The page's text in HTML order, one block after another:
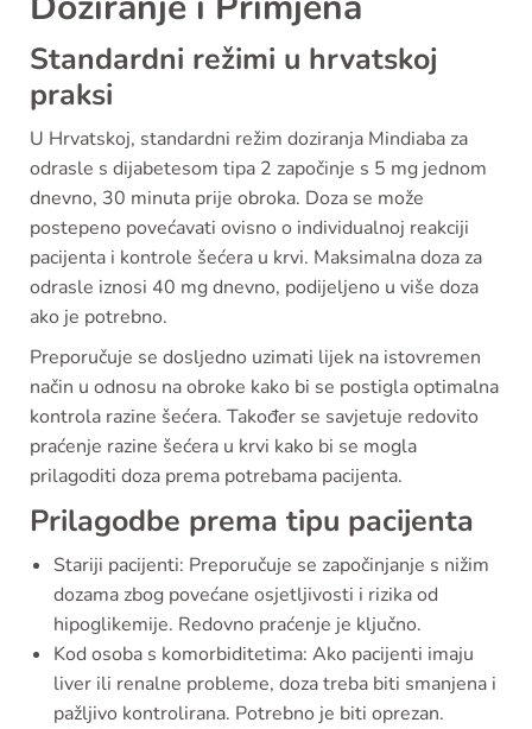
Standardni režimi u hrvatskoj
praksi
U Hrvatskoj, standardni režim doziranja Mindiaba za
odrasle s dijabetesom tipa 2 započinje s 5 mg jednom
dnevno, 30 minuta prije obroka. Doza se može
postepeno povećavati ovisno o individualnoj reakciji
pacijenta i kontrole šećera u krvi. Maksimalna doza za
odrasle iznosi 40 mg dnevno, podijeljeno u više doza
ako je potrebno.
Preporučuje se dosljedno uzimati lijek na istovremen
način u odnosu na obroke kako bi se postigla optimalna
kontrola razine šećera. Također se savjetuje redovito
praćenje razine šećera u krvi kako bi se mogla
prilagoditi doza prema potrebama pacijenta.
Prilagodbe prema tipu pacijenta
Stariji pacijenti: Preporučuje se započinjanje s nižim
dozama zbog povećane osjetljivosti i rizika od
hipoglikemije. Redovno praćenje je ključno.
Kod osoba s komorbiditetima: Ako pacijenti imaju
liver ili renalne probleme, doza treba biti smanjena i
pažljivo kontrolirana. Potrebno je biti oprezan.